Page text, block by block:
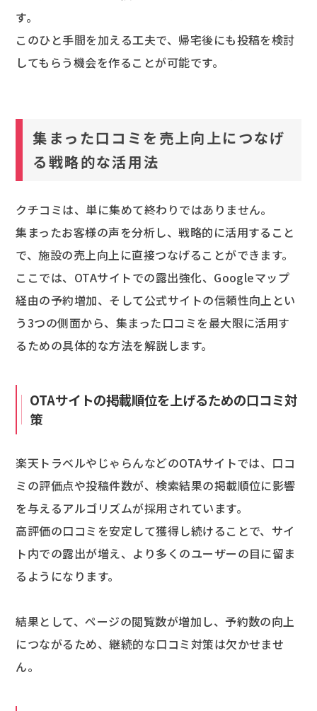
す。
このひと手間を加える工夫で、帰宅後にも投稿を検討
してもらう機会を作ることが可能です。
集まった口コミを売上向上につなげ
る戦略的な活用法
クチコミは、単に集めて終わりではありません。
集まったお客様の声を分析し、戦略的に活用すること
で、施設の売上向上に直接つなげることができます。
ここでは、OTAサイトでの露出強化、Googleマップ
経由の予約増加、そして公式サイトの信頼性向上とい
う3つの側面から、集まった口コミを最大限に活用す
るための具体的な方法を解説します。
OTAサイトの掲載順位を上げるための口コミ対
策
楽天トラベルやじゃらんなどのOTAサイトでは、口コ
ミの評価点や投稿件数が、検索結果の掲載順位に影響
を与えるアルゴリズムが採用されています。
高評価の口コミを安定して獲得し続けることで、サイ
ト内での露出が増え、より多くのユーザーの目に留ま
るようになります。
結果として、ページの閲覧数が増加し、予約数の向上
につながるため、継続的な口コミ対策は欠かせませ
ん。